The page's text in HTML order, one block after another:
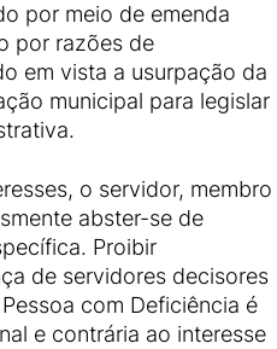
por meio de emenda
por razões de
em vista a usurpação da
municipal para legislar
o servidor, membro
abster-se de
Proibir
de servidores decisores
com Deficiência é
e contrária ao interesse